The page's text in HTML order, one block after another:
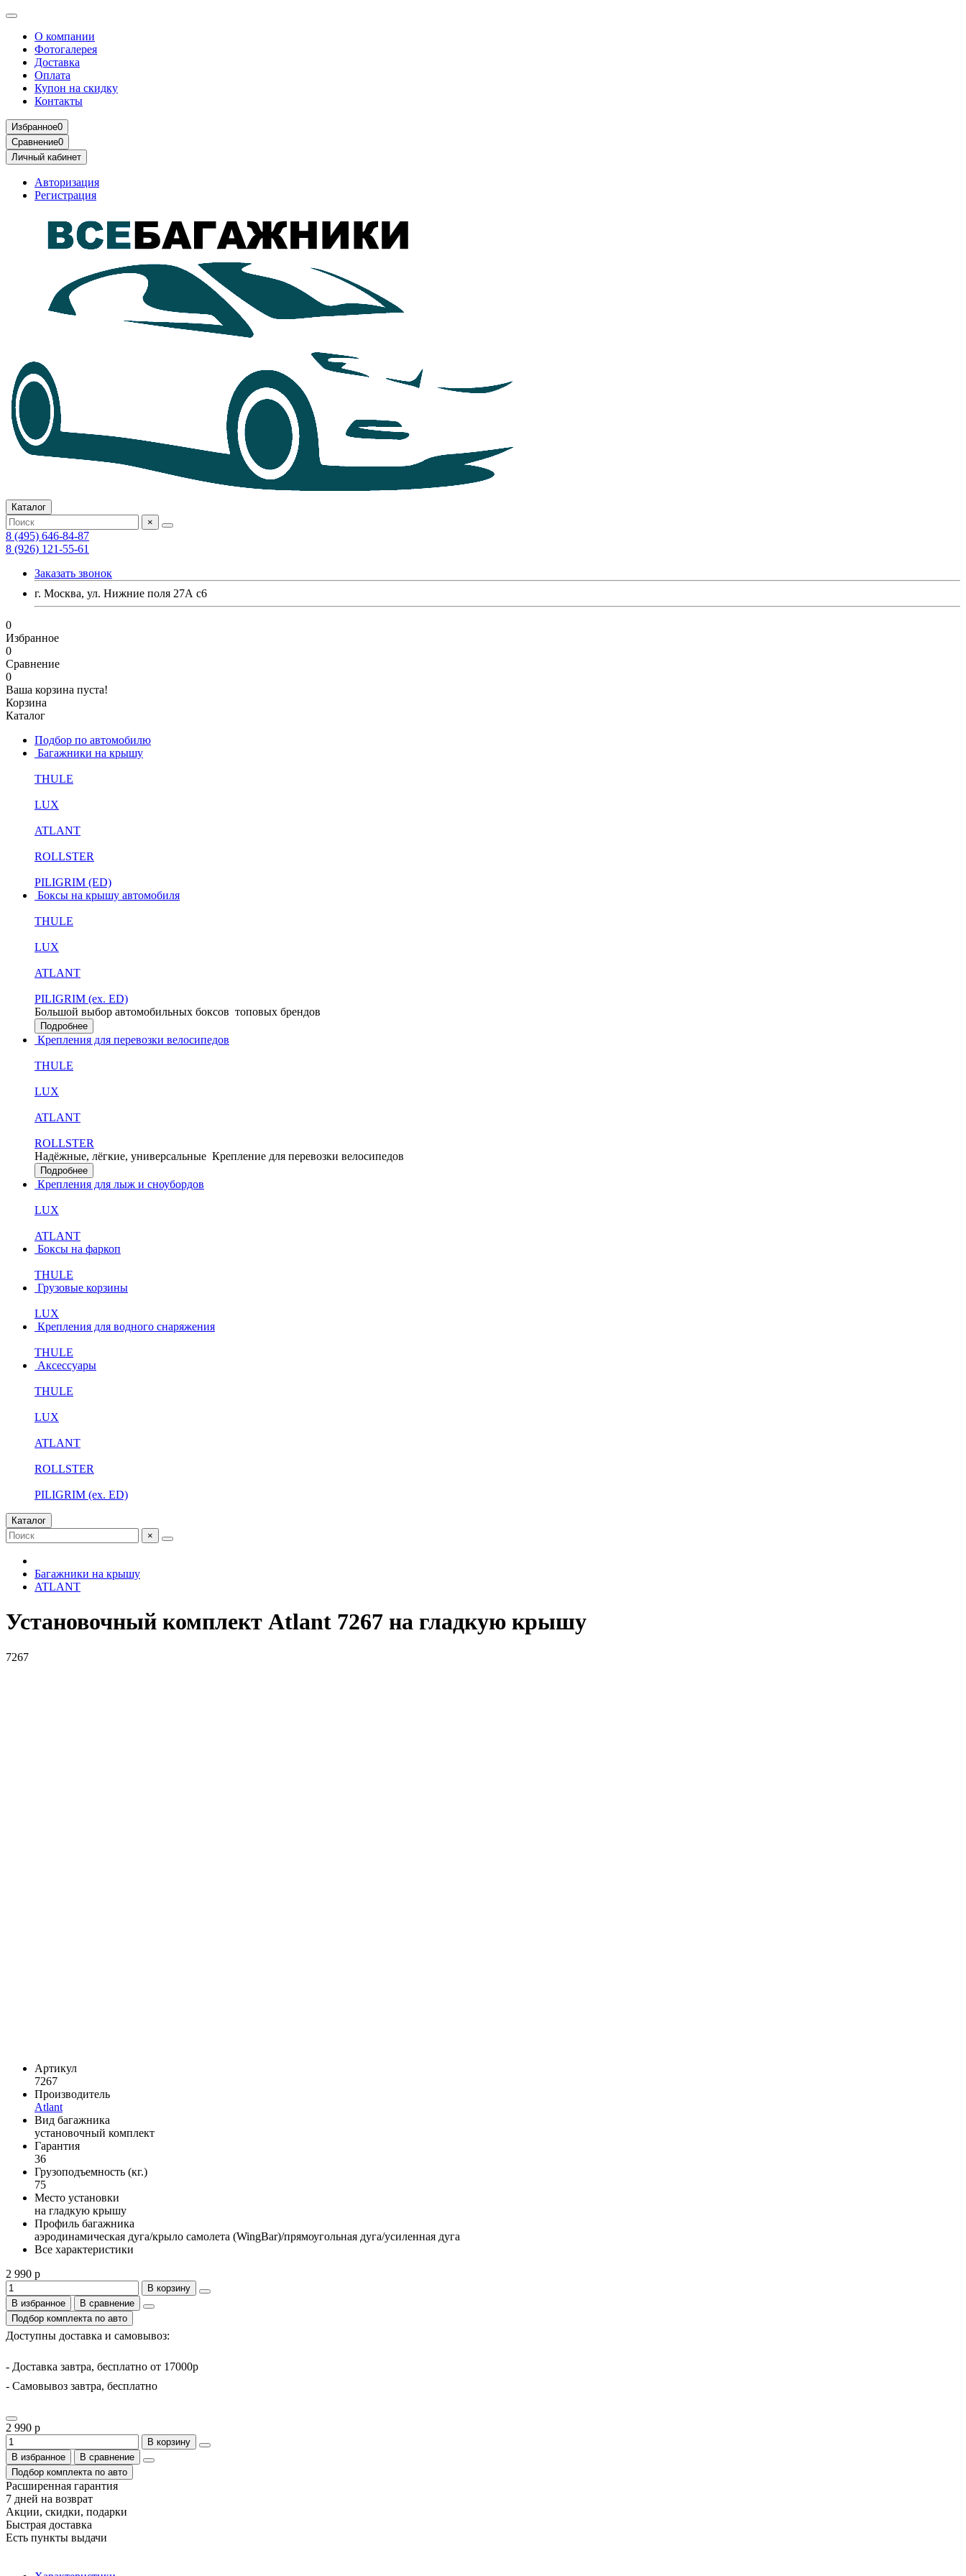
О компании
Фотогалерея
Доставка
Оплата
Купон на скидку
Контакты
Избранное0
Сравнение0
Личный кабинет
Авторизация
Регистрация
Каталог
×
8 (495) 646-84-87
8 (926) 121-55-61
Заказать звонок
г. Москва, ул. Нижние поля 27А с6
0
Избранное
0
Сравнение
0
Ваша корзина пуста!
Корзина
Каталог
Подбор по автомобилю
Багажники на крышу
THULE
LUX
ATLANT
ROLLSTER
PILIGRIM (ED)
Боксы на крышу автомобиля
THULE
LUX
ATLANT
PILIGRIM (ex. ED)
Большой выбор автомобильных боксов топовых брендов
Подробнее
Крепления для перевозки велосипедов
THULE
LUX
ATLANT
ROLLSTER
Надёжные, лёгкие, универсальные Крепление для перевозки велосипедов
Подробнее
Крепления для лыж и сноубордов
LUX
ATLANT
Боксы на фаркоп
THULE
Грузовые корзины
LUX
Крепления для водного снаряжения
THULE
Аксессуары
THULE
LUX
ATLANT
ROLLSTER
PILIGRIM (ex. ED)
Каталог
×
Багажники на крышу
ATLANT
Установочный комплект Atlant 7267 на гладкую крышу
7267
Артикул
7267
Производитель
Atlant
Вид багажника
установочный комплект
Гарантия
36
Грузоподъемность (кг.)
75
Место установки
на гладкую крышу
Профиль багажника
аэродинамическая дуга/крыло самолета (WingBar)/прямоугольная дуга/усиленная дуга
Все характеристики
2 990 р
В корзину
В избранное
В сравнение
Подбор комплекта по авто
Доступны доставка и самовывоз:
- Доставка завтра, бесплатно от 17000р
- Самовывоз завтра, бесплатно
2 990 р
В корзину
В избранное
В сравнение
Подбор комплекта по авто
Расширенная гарантия
7 дней на возврат
Акции, скидки, подарки
Быстрая доставка
Есть пункты выдачи